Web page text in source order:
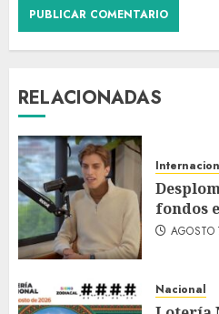
RELACIONADAS
fondos
Nacional